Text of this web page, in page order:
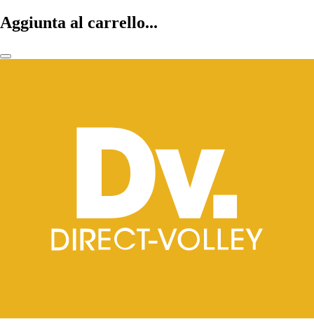
Aggiunta al carrello...